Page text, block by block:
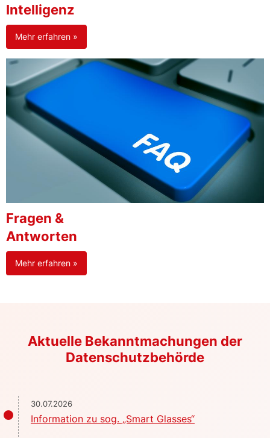
Intelligenz
Mehr erfahren »
Fragen &
Antworten
Mehr erfahren »
Aktuelle Bekanntmachungen der
Datenschutzbehörde
30.07.2026
Information zu sog. „Smart Glasses“